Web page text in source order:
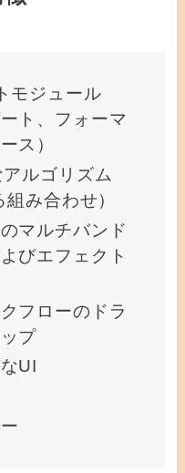
モジュール
ト、フォーマ
ス）
ルゴリズム
み合わせ）
マルチバンド
びエフェクト
フローのドラ
プ
UI